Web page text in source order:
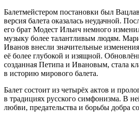
Балетмейстером постановки был
версия балета оказалась неудачной.
его брат Модест Ильич немного
музыку более талантливым людям.
Иванов внесли значительные
её более глубокой и изящной.
созданная Петипа и Ивановым, стала
в историю мирового балета.
Балет состоит из четырёх актов и
в традициях русского симфонизма. В
любви, предательства и борьбы добра